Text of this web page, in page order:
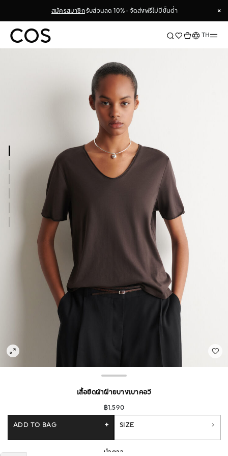
สมัครสมาชิกรับส่วนลด 10% - จัดส่งฟรีไม่มีขั้นต่ำ
×
×
ภาษาTH
เสื้อยืดผ้าฝ้ายบางเบาคอวี
฿1,590
SIZE
ADD TO BAG +
น้ำตาล